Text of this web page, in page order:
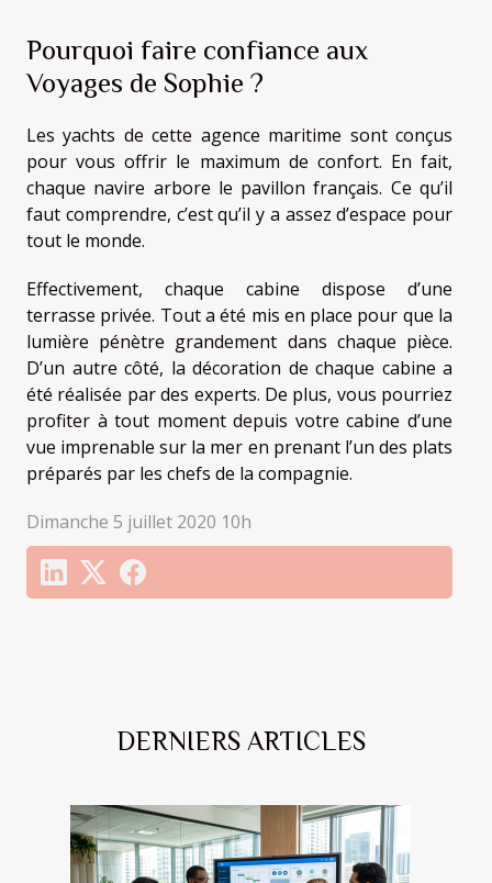
Pourquoi faire confiance aux
Voyages de Sophie ?
Les yachts de cette agence maritime sont conçus
pour vous offrir le maximum de confort. En fait,
chaque navire arbore le pavillon français. Ce qu’il
faut comprendre, c’est qu’il y a assez d’espace pour
tout le monde.
Effectivement, chaque cabine dispose d’une
terrasse privée. Tout a été mis en place pour que la
lumière pénètre grandement dans chaque pièce.
D’un autre côté, la décoration de chaque cabine a
été réalisée par des experts. De plus, vous pourriez
profiter à tout moment depuis votre cabine d’une
vue imprenable sur la mer en prenant l’un des plats
préparés par les chefs de la compagnie.
Dimanche 5 juillet 2020 10h
DERNIERS ARTICLES